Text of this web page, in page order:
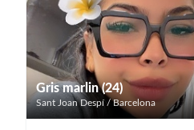
Gris marlin (24)
Sant Joan Despí / Barcelona